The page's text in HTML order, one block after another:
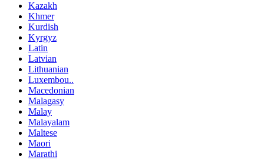
Kazakh
Khmer
Kurdish
Kyrgyz
Latin
Latvian
Lithuanian
Luxembou..
Macedonian
Malagasy
Malay
Malayalam
Maltese
Maori
Marathi